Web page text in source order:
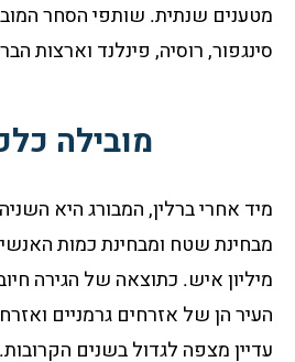
מטענים שנתית. שותפי הסחר
סינגפור, רוסיה, פינלנד וארצות
מובילה
מיד אחרי ברלין, המבורג היא
מיליון איש. כתוצאה של הגירה
העיר הן של אזרחים גרמניים
עדיין מצפה לגדול בשנים